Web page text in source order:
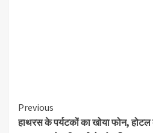
Continue
Previous
हाथरस के पर्यटकों का खोया फोन, होटल